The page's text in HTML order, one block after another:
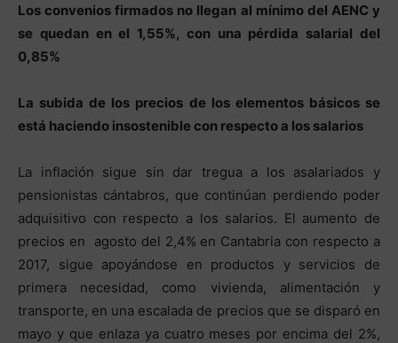
Los convenios firmados no llegan al mínimo del AENC y
se quedan en el 1,55%, con una pérdida salarial del
0,85%
La subida de los precios de los elementos básicos se
está haciendo insostenible con respecto a los salarios
La inflación sigue sin dar tregua a los asalariados y
pensionistas cántabros, que continúan perdiendo poder
adquisitivo con respecto a los salarios. El aumento de
precios en agosto del 2,4% en Cantabria con respecto a
2017, sigue apoyándose en productos y servicios de
primera necesidad, como vivienda, alimentación y
transporte, en una escalada de precios que se disparó en
mayo y que enlaza ya cuatro meses por encima del 2%,